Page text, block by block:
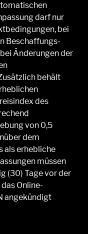
darf nur
bei
Beschaffungs-
Änderungen der
behält
des
von 0,5
dem
als erhebliche
müssen
(30) Tage vor der
Online-
angekündigt